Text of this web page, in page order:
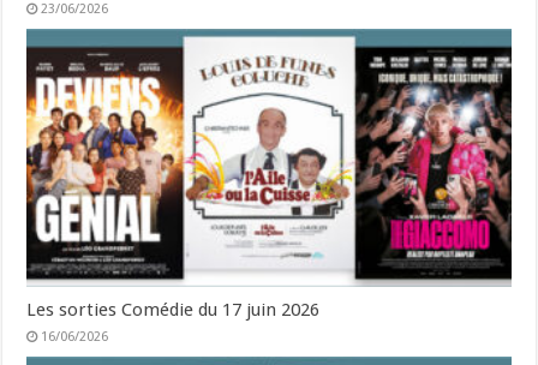
23/06/2026
Les sorties Comédie du 17 juin 2026
16/06/2026